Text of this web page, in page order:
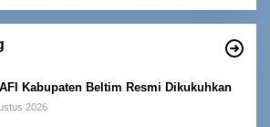
Kabupaten Beltim Resmi Dikukuhkan
2026